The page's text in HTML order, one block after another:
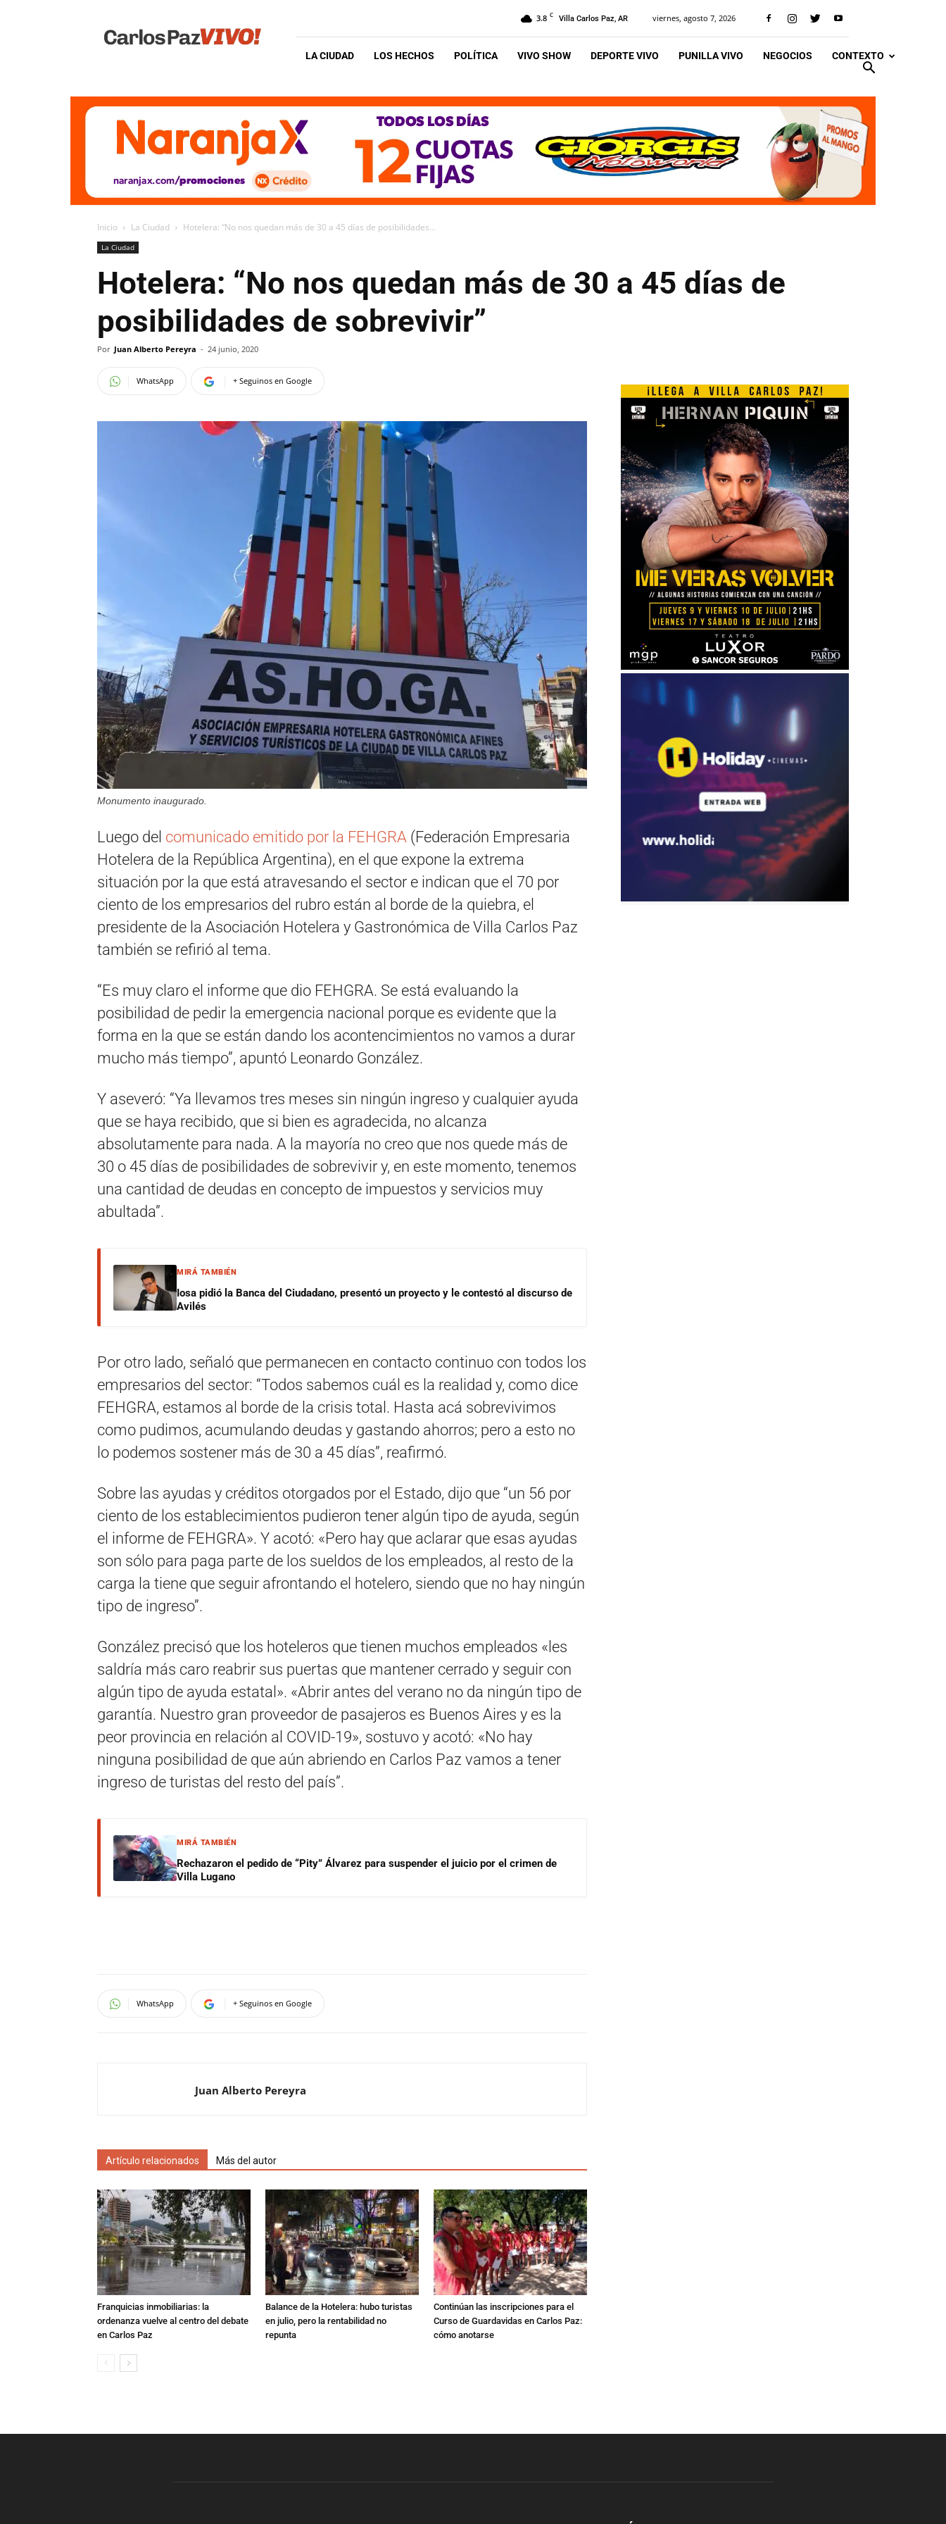
Vivo
3.8 C Villa Carlos Paz, AR viernes, agosto 7, 2026
LA CIUDAD LOS HECHOS POLÍTICA VIVO SHOW DEPORTE VIVO PUNILLA VIVO NEGOCIOS CONTEXTO
Inicio La Ciudad Hotelera: “No nos quedan más de 30 a 45 días de posibilidades...
La Ciudad
Hotelera: “No nos quedan más de 30 a 45 días de
posibilidades de sobrevivir”
Por Juan Alberto Pereyra - 24 junio, 2020
WhatsApp + Seguinos en Google
Monumento inaugurado.
Luego del comunicado emitido por la FEHGRA (Federación Empresaria
Hotelera de la República Argentina), en el que expone la extrema
situación por la que está atravesando el sector e indican que el 70 por
ciento de los empresarios del rubro están al borde de la quiebra, el
presidente de la Asociación Hotelera y Gastronómica de Villa Carlos Paz
también se refirió al tema.
“Es muy claro el informe que dio FEHGRA. Se está evaluando la
posibilidad de pedir la emergencia nacional porque es evidente que la
forma en la que se están dando los acontencimientos no vamos a durar
mucho más tiempo”, apuntó Leonardo González.
Y aseveró: “Ya llevamos tres meses sin ningún ingreso y cualquier ayuda
que se haya recibido, que si bien es agradecida, no alcanza
absolutamente para nada. A la mayoría no creo que nos quede más de
30 o 45 días de posibilidades de sobrevivir y, en este momento, tenemos
una cantidad de deudas en concepto de impuestos y servicios muy
abultada”.
MIRÁ TAMBIÉN
Iosa pidió la Banca del Ciudadano, presentó un proyecto y le contestó al discurso de
Avilés
Por otro lado, señaló que permanecen en contacto continuo con todos los
empresarios del sector: “Todos sabemos cuál es la realidad y, como dice
FEHGRA, estamos al borde de la crisis total. Hasta acá sobrevivimos
como pudimos, acumulando deudas y gastando ahorros; pero a esto no
lo podemos sostener más de 30 a 45 días”, reafirmó.
Sobre las ayudas y créditos otorgados por el Estado, dijo que “un 56 por
ciento de los establecimientos pudieron tener algún tipo de ayuda, según
el informe de FEHGRA». Y acotó: «Pero hay que aclarar que esas ayudas
son sólo para paga parte de los sueldos de los empleados, al resto de la
carga la tiene que seguir afrontando el hotelero, siendo que no hay ningún
tipo de ingreso”.
González precisó que los hoteleros que tienen muchos empleados «les
saldría más caro reabrir sus puertas que mantener cerrado y seguir con
algún tipo de ayuda estatal». «Abrir antes del verano no da ningún tipo de
garantía. Nuestro gran proveedor de pasajeros es Buenos Aires y es la
peor provincia en relación al COVID-19», sostuvo y acotó: «No hay
ninguna posibilidad de que aún abriendo en Carlos Paz vamos a tener
ingreso de turistas del resto del país”.
MIRÁ TAMBIÉN
Rechazaron el pedido de “Pity” Álvarez para suspender el juicio por el crimen de
Villa Lugano
WhatsApp + Seguinos en Google
Juan Alberto Pereyra
Artículo relacionados Más del autor
Franquicias inmobiliarias: la
ordenanza vuelve al centro del debate
en Carlos Paz
Balance de la Hotelera: hubo turistas
en julio, pero la rentabilidad no
repunta
Continúan las inscripciones para el
Curso de Guardavidas en Carlos Paz:
cómo anotarse